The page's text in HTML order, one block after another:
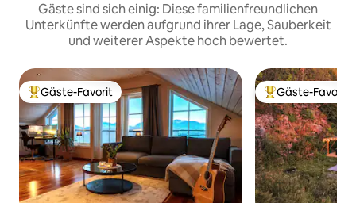
Gäste sind sich einig: Diese familienfreundlichen
Unterkünfte werden aufgrund ihrer Lage, Sauberkeit
und weiterer Aspekte hoch bewertet.
Beliebter Gäste-Favorit.
Gäste-Favorit Beliebter Gäste-
Gäste-Favorit